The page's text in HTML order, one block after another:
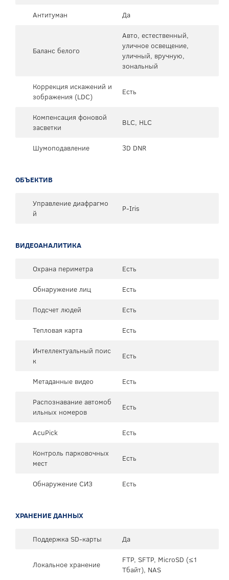
Антитуман
Да
Баланс белого
Авто, естественный,
уличное освещение,
уличный, вручную,
зональный
Коррекция искажений и
зображения (LDC)
Есть
Компенсация фоновой
засветки
BLC, HLC
Шумоподавление 3D DNR
ОБЪЕКТИВ
Управление диафрагмо
й
P-Iris
ВИДЕОАНАЛИТИКА
Охрана периметра
Есть
Обнаружение лиц
Есть
Подсчет людей
Есть
Тепловая карта
Есть
Интеллектуальный поис
к
Есть
Метаданные видео
Есть
Распознавание автомоб
ильных номеров
Есть
AcuPick
Есть
Контроль парковочных
мест
Есть
Обнаружение СИЗ Есть
ХРАНЕНИЕ ДАННЫХ
Поддержка SD-карты Да
Локальное хранение
FTP, SFTP, MicroSD (≤1
Тбайт), NAS